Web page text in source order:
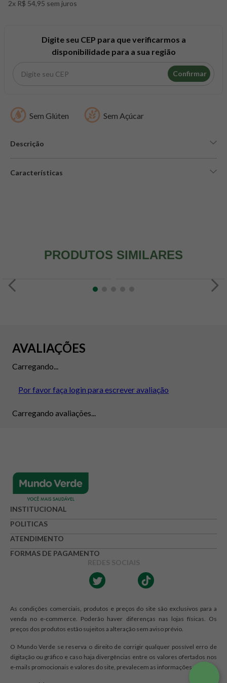
2x R$ 54,95 sem juros
Digite seu CEP para que verificarmos a
disponibilidade para a sua região
Confirmar
Sem Glúten Sem Açúcar
Descrição
Características
PRODUTOS SIMILARES
AVALIAÇÕES
Carregando...
Por favor faça login para escrever avaliação
Carregando avaliações...
INSTITUCIONAL
POLITICAS
ATENDIMENTO
FORMAS DE PAGAMENTO
REDES SOCIAIS
As condições comerciais, produtos e preços do site são exclusivos para a
venda no e-commerce. Poderão haver diferenças nas lojas físicas. Os
preços dos produtos estão sujeitos a alteração sem aviso prévio.
O Mundo Verde se reserva o direito de corrigir qualquer possível erro de
digitação ou gráfico e caso haja divergências entre os valores ofertados nos
e-mails promocionais e valores do site, prevalecem as informações do site.
8º snack proteico mundo verde
creatina mundo verde